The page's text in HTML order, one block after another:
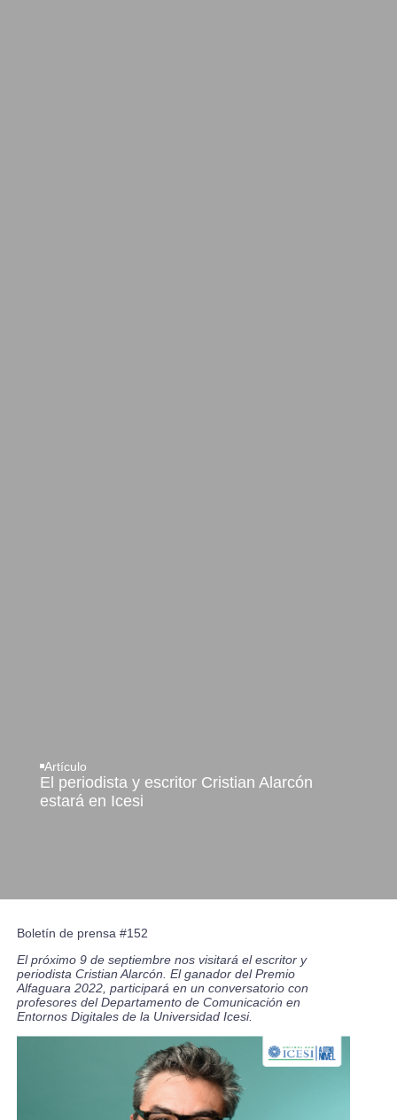
Artículo
El periodista y escritor Cristian Alarcón
estará en Icesi
Boletín de prensa #152
El próximo 9 de septiembre nos visitará el escritor y
periodista Cristian Alarcón. El ganador del Premio
Alfaguara 2022, participará en un conversatorio con
profesores del Departamento de Comunicación en
Entornos Digitales de la Universidad Icesi.